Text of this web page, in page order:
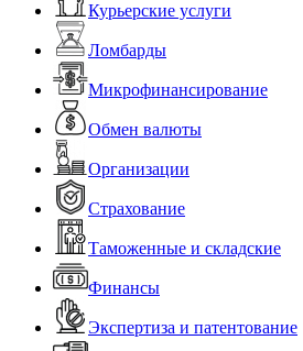
Курьерские услуги
Ломбарды
Микрофинансирование
Обмен валюты
Организации
Страхование
Таможенные и складские
Финансы
Экспертиза и патентование